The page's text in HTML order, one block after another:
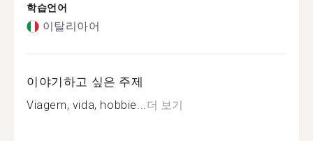
학습언어
이탈리아어
이야기하고 싶은 주제
Viagem, vida, hobbie...더 보기